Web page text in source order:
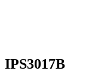
IPS3017B